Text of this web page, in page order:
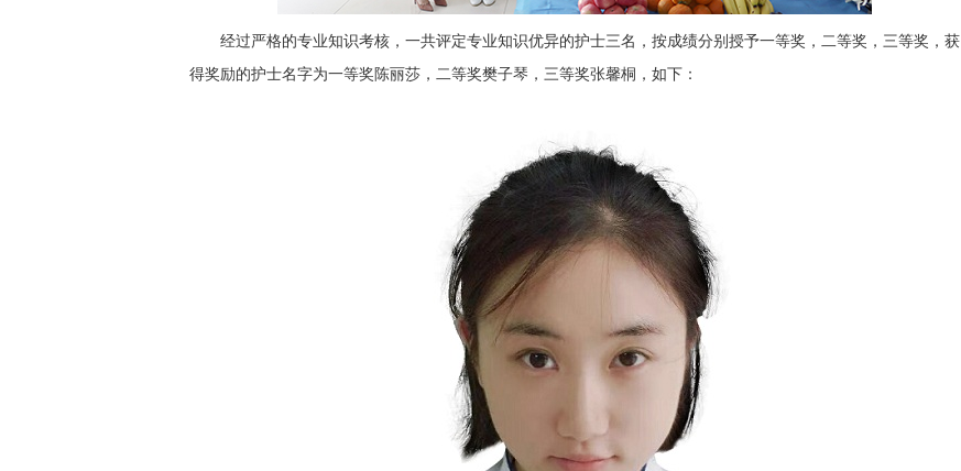
经过严格的专业知识考核，一共评定专业知识优异的护士三名，按成绩分别授予一等奖，二等奖，三等奖，获
得奖励的护士名字为一等奖陈丽莎，二等奖樊子琴，三等奖张馨桐，如下：